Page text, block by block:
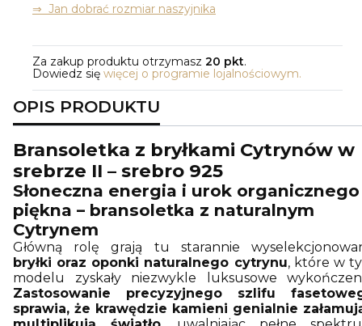
⇒ Jan dobrać rozmiar naszyjnika
Za zakup produktu otrzymasz 20 pkt.
Dowiedz się więcej o programie lojalnościowym.
OPIS PRODUKTU
Bransoletka z bryłkami Cytrynów w
srebrze II – srebro 925
Słoneczna energia i urok organicznego
piękna – bransoletka z naturalnym
Cytrynem
Główną rolę grają tu starannie
bryłki oraz oponki naturalnego cytrynu, które w
modelu zyskały niezwykle luksusowe
Zastosowanie precyzyjnego szlifu
sprawia, że krawędzie kamieni genialnie